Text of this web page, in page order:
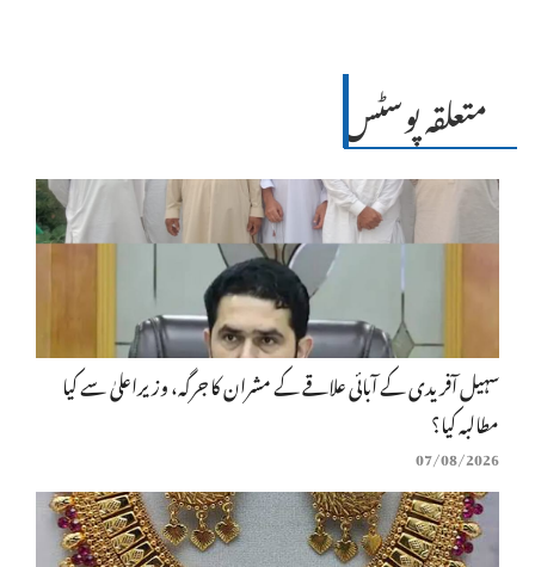
متعلقہ پوسٹس
سہیل آفریدی کے آبائی علاقے کے مشران کا جرگہ، وزیراعلیٰ سے کیا
مطالبہ کیا؟
07/08/2026